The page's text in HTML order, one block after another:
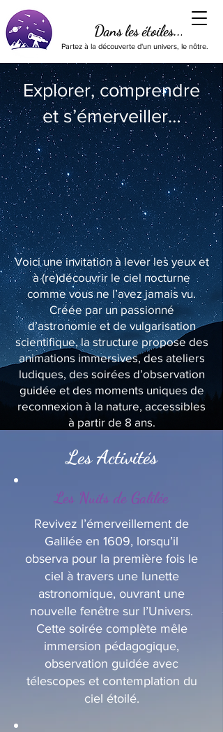
Dans les étoiles...
Partez à la découverte d'un univers, le nôtre.
Explorer, comprendre
et s’émerveiller…
Voici une invitation à lever les yeux et
à (re)découvrir le ciel nocturne
comme vous ne l’avez jamais vu.
Créée par un passionné
d’astronomie et de vulgarisation
scientifique, la structure propose des
animations immersives, des ateliers
ludiques, des soirées d’observation
guidée et des moments uniques de
reconnexion à la nature, accessibles
à partir de 8 ans.
Les Activités
Les Nuits de Galilée
Revivez l’émerveillement de
Galilée en 1609, lorsqu’il
observa pour la première fois le
ciel à travers une lunette
astronomique, ouvrant une
nouvelle fenêtre sur l’Univers.
Cette soirée complète mêle
immersion pédagogique,
observation guidée avec
télescopes et contemplation du
ciel étoilé.